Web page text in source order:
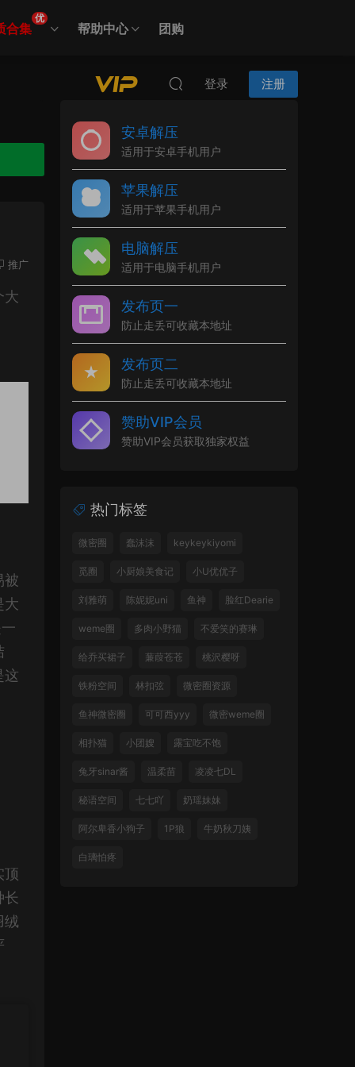
合集
优
帮助中心 团购
登录 注册
推广
大
被
大
这
顶
长
绒
安卓解压
适用于安卓手机用户
苹果解压
适用于苹果手机用户
电脑解压
适用于电脑手机用户
发布页一
防止走丢可收藏本地址
发布页二
防止走丢可收藏本地址
赞助VIP会员
赞助VIP会员获取独家权益
热门标签
微密圈 蠢沫沫 keykeykiyomi
觅圈 小厨娘美食记 小U优优子
刘雅萌 陈妮妮uni 鱼神 脸红Dearie
weme圈 多肉小野猫 不爱笑的赛琳
给乔买裙子 蒹葭苍苍 桃沢樱呀
铁粉空间 林扣弦 微密圈资源
鱼神微密圈 可可西yyy 微密weme圈
相扑猫 小团嫂 露宝吃不饱
兔牙sinar酱 温柔苗 凌凌七DL
秘语空间 七七吖 奶瑶妹妹
阿尔卑香小狗子 1P狼 牛奶秋刀姨
白璃怕疼